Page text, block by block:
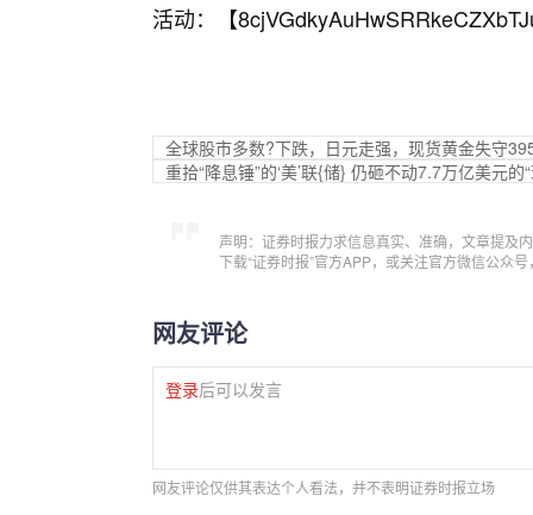
活动：【
全球股市多数?下跌，日元走强，现货黄金失守
重拾“降息锤”的‘美’联{储} 仍砸不动7.7万亿美元的
声明：证券时报力求信息真实、准确，文章提及
下载“证券时报”官方APP，或关注官方微信公众
网友评论
登录后可以发言
网友评论仅供其表达个人看法，并不表明证券时报立场